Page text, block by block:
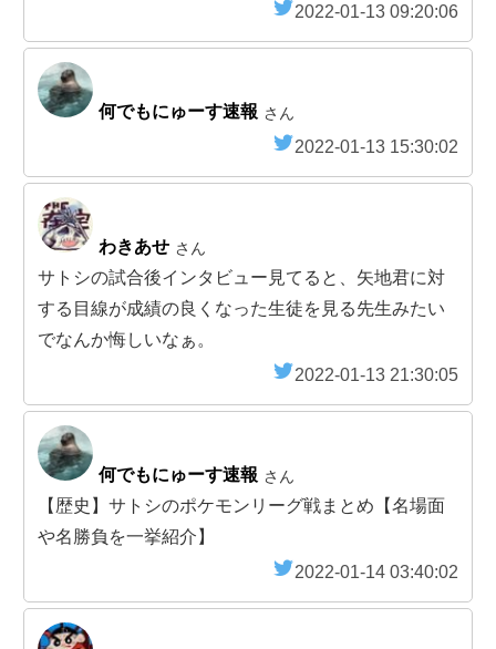
2022-01-13 09:20:06
何でもにゅーす速報 さん
2022-01-13 15:30:02
わきあせ さん
サトシの試合後インタビュー見てると、矢地君に対
する目線が成績の良くなった生徒を見る先生みたい
でなんか悔しいなぁ。
2022-01-13 21:30:05
何でもにゅーす速報 さん
【歴史】サトシのポケモンリーグ戦まとめ【名場面
や名勝負を一挙紹介】
2022-01-14 03:40:02